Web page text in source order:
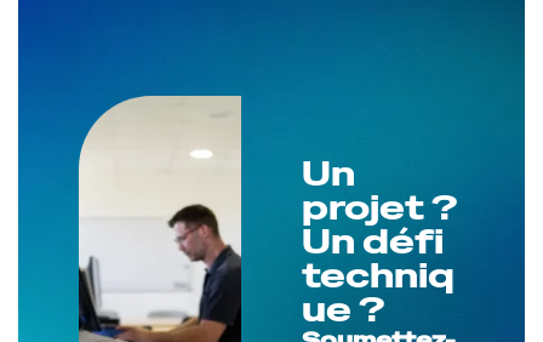
Un
projet ?
Un défi
techniq
ue ?